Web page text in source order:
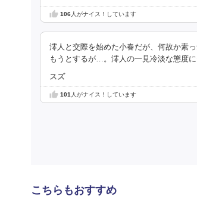
106人がナイス！しています
澪人と交際を始めた小春だが、何故か素
もうとするが…。澪人の一見冷淡な態度
スズ
101 人がナイス！しています
こちらもおすすめ